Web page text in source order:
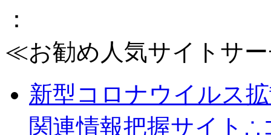
：
≪お勧め人気サイトサ
新型コロナウイルス
関連情報把握サイト